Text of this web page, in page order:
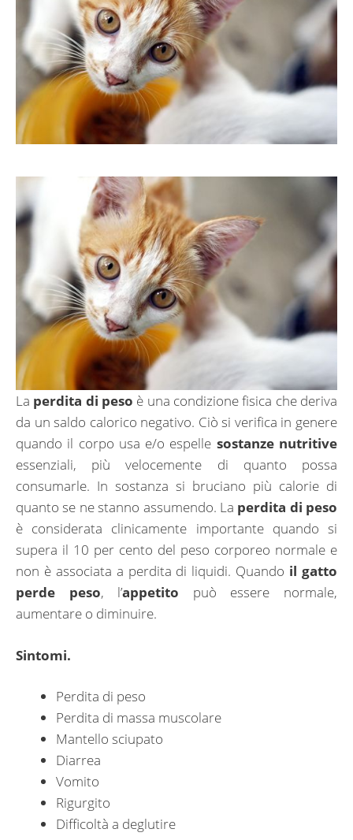
La perdita di peso è una condizione fisica che deriva
da un saldo calorico negativo. Ciò si verifica in genere
quando il corpo usa e/o espelle sostanze nutritive
essenziali, più velocemente di quanto possa
consumarle. In sostanza si bruciano più calorie di
quanto se ne stanno assumendo. La perdita di peso
è considerata clinicamente importante quando si
supera il 10 per cento del peso corporeo normale e
non è associata a perdita di liquidi. Quando il gatto
perde peso, l’appetito può essere normale,
aumentare o diminuire.
Sintomi.
Perdita di peso
Perdita di massa muscolare
Mantello sciupato
Diarrea
Vomito
Rigurgito
Difficoltà a deglutire